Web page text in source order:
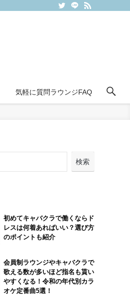
気軽に質問ラウンジFAQ
検索
初めてキャバクラで働くならド
レスは何着あればいい？選び方
のポイントも紹介
会員制ラウンジやキャバクラで
歌える数が多いほど指名も貰い
やすくなる！令和の年代別カラ
オケ定番曲5選！